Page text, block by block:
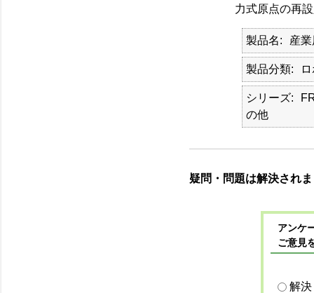
力式原点の再
製品名 産
製品分類
シリーズ
の他
疑問・問題は解決され
アンケ
ご意見
解